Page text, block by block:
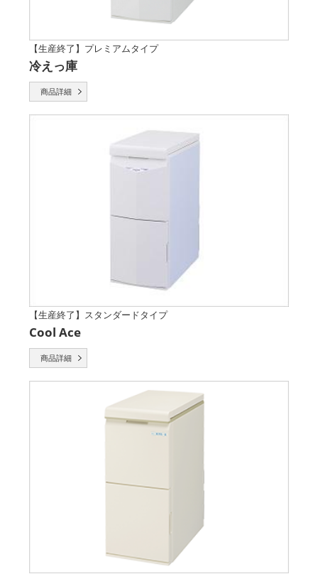
【生産終了】プレミアムタイプ
冷えっ庫
商品詳細
【生産終了】スタンダードタイプ
Cool Ace
商品詳細